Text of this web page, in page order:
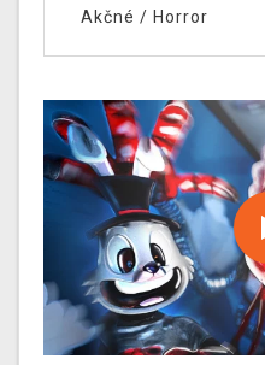
Akčné / Horror